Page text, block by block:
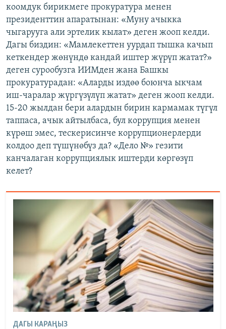
коомдук бирикмеге прокуратура менен
президенттин апаратынан: «Муну ачыкка
чыгарууга али эртелик кылат» деген жооп келди.
Дагы биздин: «Мамлекеттен уурдап тышка качып
кеткендер жөнүндө кандай иштер жүрүп жатат?»
деген сурообузга ИИМден жана Башкы
прокуратурадан: «Аларды издөө боюнча ыкчам
иш-чаралар жүргүзүлүп жатат» деген жооп келди.
15-20 жылдан бери алардын бирин кармамак түгүл
таппаса, ачык айтылбаса, бул коррупция менен
күрөш эмес, тескерисинче коррупционерлерди
колдоо деп түшүнөбүз да? «Дело №» гезити
канчалаган коррупциялык иштерди көргөзүп
келет?
ДАГЫ КАРАҢЫЗ